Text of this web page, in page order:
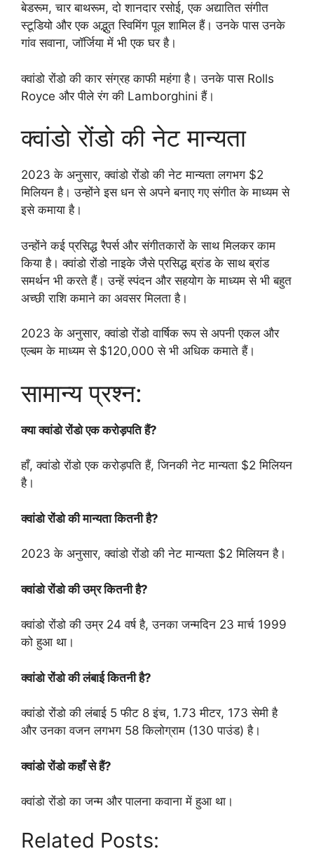
बेडरूम, चार बाथरूम, दो शानदार रसोई, एक अद्यातित संगीत
स्टूडियो और एक अद्भुत स्विमिंग पूल शामिल हैं। उनके पास उनके
गांव सवाना, जॉर्जिया में भी एक घर है।
क्वांडो रोंडो की कार संग्रह काफी महंगा है। उनके पास Rolls
Royce और पीले रंग की Lamborghini हैं।
क्वांडो रोंडो की नेट मान्यता
2023 के अनुसार, क्वांडो रोंडो की नेट मान्यता लगभग $2
मिलियन है। उन्होंने इस धन से अपने बनाए गए संगीत के माध्यम से
इसे कमाया है।
उन्होंने कई प्रसिद्ध रैपर्स और संगीतकारों के साथ मिलकर काम
किया है। क्वांडो रोंडो नाइके जैसे प्रसिद्ध ब्रांड के साथ ब्रांड
समर्थन भी करते हैं। उन्हें स्पंदन और सहयोग के माध्यम से भी बहुत
अच्छी राशि कमाने का अवसर मिलता है।
2023 के अनुसार, क्वांडो रोंडो वार्षिक रूप से अपनी एकल और
एल्बम के माध्यम से $120,000 से भी अधिक कमाते हैं।
सामान्य प्रश्न:
क्या क्वांडो रोंडो एक करोड़पति हैं?
हाँ, क्वांडो रोंडो एक करोड़पति हैं, जिनकी नेट मान्यता $2 मिलियन
है।
क्वांडो रोंडो की मान्यता कितनी है?
2023 के अनुसार, क्वांडो रोंडो की नेट मान्यता $2 मिलियन है।
क्वांडो रोंडो की उम्र कितनी है?
क्वांडो रोंडो की उम्र 24 वर्ष है, उनका जन्मदिन 23 मार्च 1999
को हुआ था।
क्वांडो रोंडो की लंबाई कितनी है?
क्वांडो रोंडो की लंबाई 5 फीट 8 इंच, 1.73 मीटर, 173 सेमी है
और उनका वजन लगभग 58 किलोग्राम (130 पाउंड) है।
क्वांडो रोंडो कहाँ से हैं?
क्वांडो रोंडो का जन्म और पालना कवाना में हुआ था।
Related Posts: